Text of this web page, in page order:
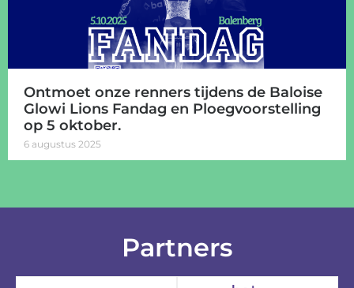
Ontmoet onze renners tijdens de Baloise
Glowi Lions Fandag en Ploegvoorstelling
op 5 oktober.
6 augustus 2025
Partners